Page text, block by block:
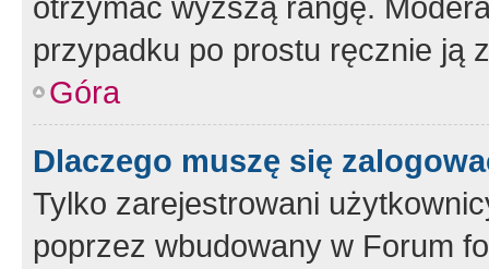
przypadku po prostu ręcznie ją
Góra
Dlaczego muszę się
Tylko zarejestrowani
poprzez wbudowany w Forum